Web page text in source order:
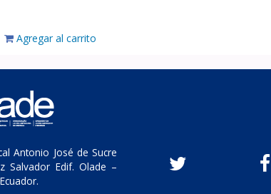
Agregar al carrito
Antonio José de Sucre
Salvador Edif. Olade –